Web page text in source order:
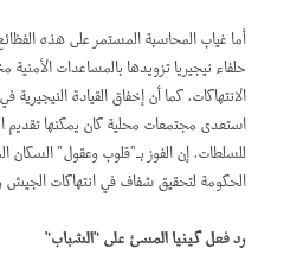
أما غياب المحاسبة المستمر على هذه
حلفاء نيجيريا تزويدها بالمساعدات
الانتهاكات. كما أن إخفاق القيادة
استعدى مجتمعات محلية كان يمكنها تقديم
للسلطات. إن الفوز بـ"قلوب وعقول" السكان
الحكومة لتحقيق شفاف في انتهاكات الجيش
رد فعل كينيا المسئ على "الشباب"